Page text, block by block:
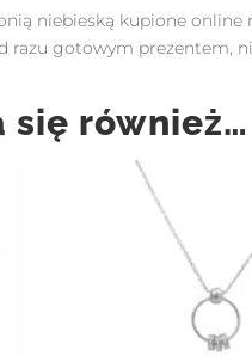
niebieską kupione
razu gotowym prezentem,
się również…